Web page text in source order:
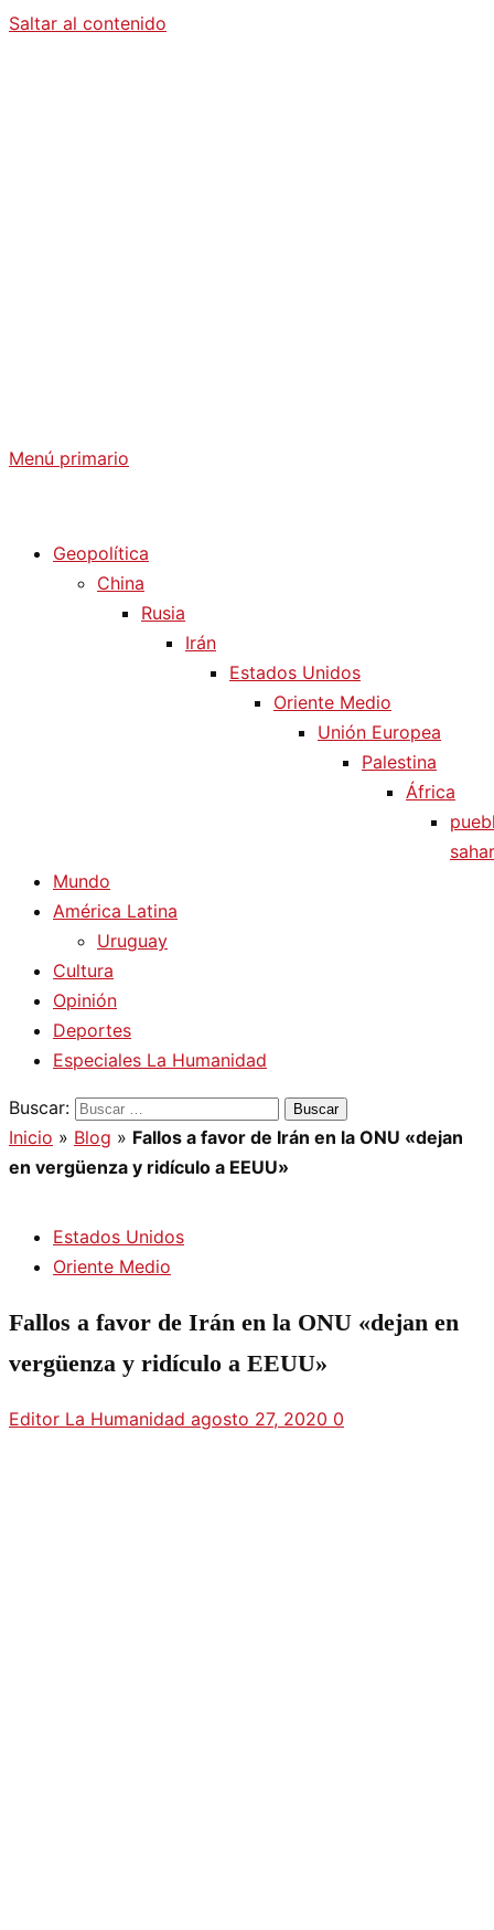
Saltar al contenido
Menú primario
Geopolítica
China
Rusia
Irán
Estados Unidos
Oriente Medio
Unión Europea
Palestina
África
Mundo
América Latina
Uruguay
Cultura
Opinión
Deportes
Especiales La Humanidad
Buscar:
Inicio » Blog » Fallos a favor de Irán en la ONU «dejan
en vergüenza y ridículo a EEUU»
Estados Unidos
Oriente Medio
Fallos a favor de Irán en la ONU «dejan en
vergüenza y ridículo a EEUU»
Editor La Humanidad agosto 27, 2020 0